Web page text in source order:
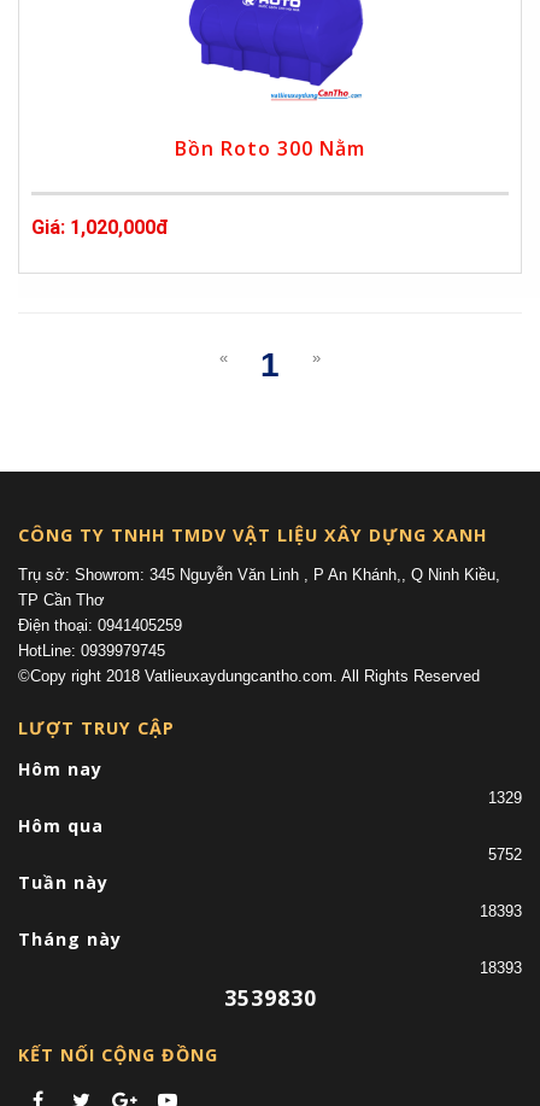
Bồn Roto 300 Nằm
Giá: 1,020,000đ
«
1
»
CÔNG TY TNHH TMDV VẬT LIỆU XÂY DỰNG XANH
Trụ sở: Showrom: 345 Nguyễn Văn Linh , P An Khánh,, Q Ninh Kiều,
TP Cần Thơ
Điện thoại: 0941405259
HotLine: 0939979745
©Copy right 2018 Vatlieuxaydungcantho.com. All Rights Reserved
LƯỢT TRUY CẬP
Hôm nay
1329
Hôm qua
5752
Tuần này
18393
Tháng này
18393
3539830
KẾT NỐI CỘNG ĐỒNG